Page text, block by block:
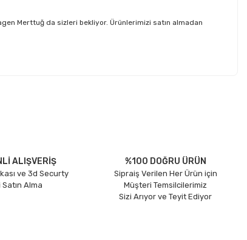
Merttuğ da sizleri bekliyor. Ürünlerimizi satın almadan
ALIŞVERİŞ
ve 3d Securty
Alma
%100 DOĞRU ÜRÜN
Sipraiş Verilen Her Ürün için
Müşteri Temsilcilerimiz
Sizi Arıyor ve Teyit Ediyor